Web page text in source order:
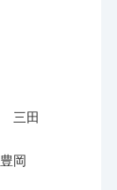
三田
豊岡